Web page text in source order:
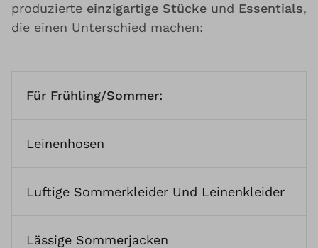
produzierte einzigartige Stücke und Essentials,
die einen Unterschied machen:
Für Frühling/Sommer:
Leinenhosen
Luftige Sommerkleider Und Leinenkleider
Lässige Sommerjacken